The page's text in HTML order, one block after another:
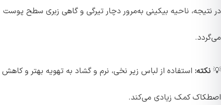
در نتیجه، ناحیه بیکینی به‌مرور دچار تیرگی و گاهی زبری سطح پوست
می‌گردد.
💡 نکته: استفاده از لباس زیر نخی، نرم و گشاد به تهویه بهتر و کاهش
اصطکاک کمک زیادی می‌کند.